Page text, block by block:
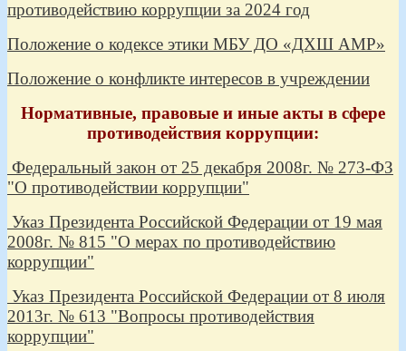
противодействию коррупции за 2024 год
Положение о кодексе этики МБУ ДО «ДХШ АМР»
Положение о конфликте интересов в учреждении
Нормативные, правовые и иные акты в сфере
противодействия коррупции:
Федеральный закон от 25 декабря 2008г. № 273-ФЗ
"О противодействии коррупции"
Указ Президента Российской Федерации от 19 мая
2008г. № 815 "О мерах по противодействию
коррупции"
Указ Президента Российской Федерации от 8 июля
2013г. № 613 "Вопросы противодействия
коррупции"